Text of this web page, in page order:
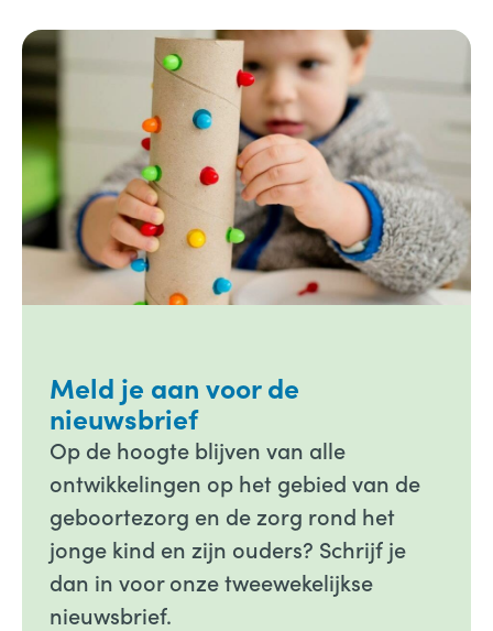
Meld je aan voor de
nieuwsbrief
Op de hoogte blijven van alle
ontwikkelingen op het gebied van de
geboortezorg en de zorg rond het
jonge kind en zijn ouders? Schrijf je
dan in voor onze tweewekelijkse
nieuwsbrief.